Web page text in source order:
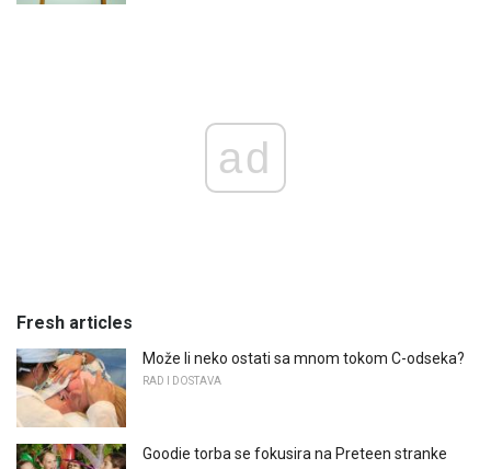
ad
Fresh articles
Može li neko ostati sa mnom tokom C-odseka?
RAD I DOSTAVA
Goodie torba se fokusira na Preteen stranke